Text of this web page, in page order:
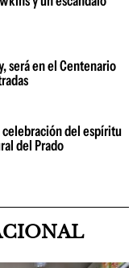
será en el Centenario
celebración del espíritu
del Prado